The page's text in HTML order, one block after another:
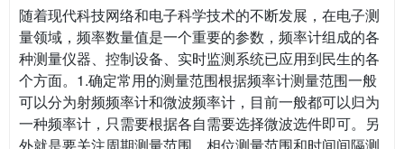
随着现代科技网络和电子科学技术的不断发展，在电子测
量领域，频率数量值是一个重要的参数，频率计组成的各
种测量仪器、控制设备、实时监测系统已应用到民生的各
个方面。1.确定常用的测量范围根据频率计测量范围一般
可以分为射频频率计和微波频率计，目前一般都可以归为
一种频率计，只需要根据各自需要选择微波选件即可。另